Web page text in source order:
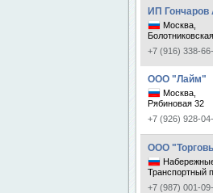
ИП Гончаров
Москва,
+7 (916) 338-
ООО "Лайм"
Москва,
Рябиновая 32
+7 (926) 928-
ООО
Транспортный
+7 (987) 001-